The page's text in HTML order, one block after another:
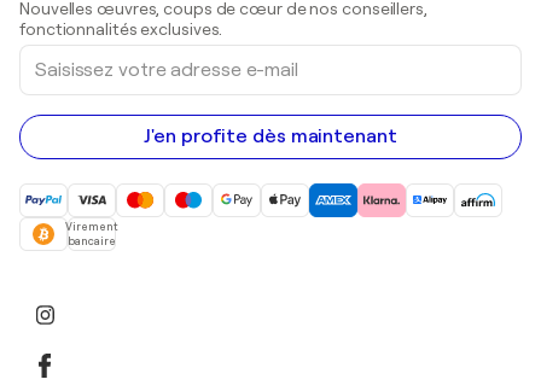
Peintures acryliques
Nouvelles œuvres, coups de cœur de nos conseillers,
fonctionnalités exclusives.
Saisissez
votre
adresse
e-
mail
J'en profite dès maintenant
Virement
bancaire